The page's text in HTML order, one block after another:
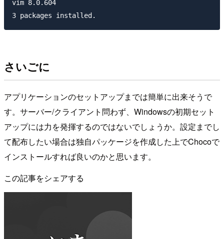
vim 8.0.604
さいごに
アプリケーションのセットアップまでは簡単に出来そうで
す。サーバー/クライアント問わず、Windowsの初期セット
アップには力を発揮するのではないでしょうか。設定までし
て配布したい場合は独自パッケージを作成した上でChocoで
インストールすれば良いのかと思います。
この記事をシェアする